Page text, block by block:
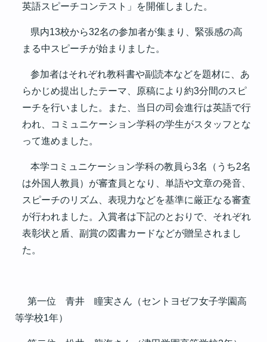
英語スピーチコンテスト」を開催しました。
県内13校から32名の参加者が集まり、緊張感の高
まる中スピーチが始まりました。
参加者はそれぞれ教科書や副読本などを題材に、あ
らかじめ提出したテーマ、原稿により約3分間のスピ
ーチを行いました。また、当日の司会進行は英語で行
われ、コミュニケーション学科の学生がスタッフとな
って進めました。
本学コミュニケーション学科の教員ら3名（うち2名
は外国人教員）が審査員となり、単語や文章の発音、
スピーチのリズム、表現力などを基準に厳正なる審査
が行われました。入賞者は下記のとおりで、それぞれ
表彰状と盾、副賞の図書カードなどが贈呈されまし
た。
第一位 青井 瞳実さん（セントヨゼフ女子学園高
等学校1年）